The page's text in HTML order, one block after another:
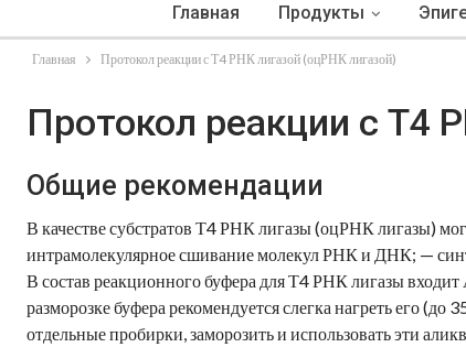
Главная Продукты
Главная Протокол реакции с Т4 РНК лигазой (оцРНК лигазой)
Протокол реакции с Т4
Общие рекомендации
В качестве субстратов Т4 РНК лигазы (оцРНК лигазы)
интрамолекулярное сшивание молекул РНК и ДНК; —
В состав реакционного буфера для Т4 РНК лигазы
разморозке буфера рекомендуется слегка нагреть его
отдельные пробирки, заморозить и использовать эти